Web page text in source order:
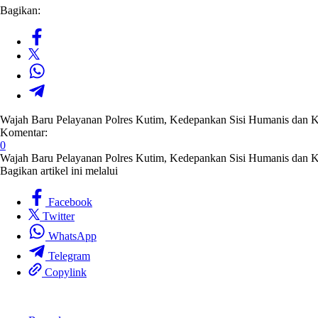
Bagikan:
Wajah Baru Pelayanan Polres Kutim, Kedepankan Sisi Humanis dan
Komentar:
0
Wajah Baru Pelayanan Polres Kutim, Kedepankan Sisi Humanis dan
Bagikan artikel ini melalui
Facebook
Twitter
WhatsApp
Telegram
Copylink